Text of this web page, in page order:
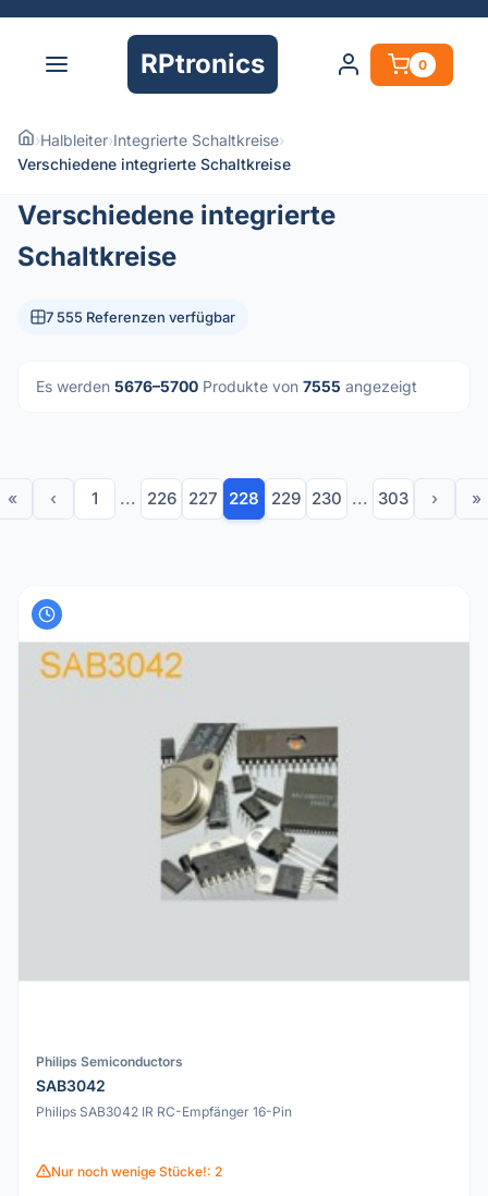
RPtronics 0
›Halbleiter›Integrierte Schaltkreise›
Verschiedene integrierte Schaltkreise
Verschiedene integrierte
Schaltkreise
7 555 Referenzen verfügbar
Es werden 5676–5700 Produkte von 7555 angezeigt
« ‹ 1 ... 226 227 228 229 230 ... 303 › »
Philips Semiconductors
SAB3042
Philips SAB3042 IR RC-Empfänger 16-Pin
Nur noch wenige Stücke!: 2